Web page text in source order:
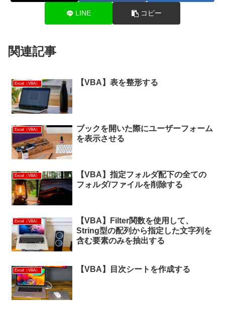
LINE コピー
関連記事
Excel（VBA） 【VBA】表を整形する
Excel（VBA）
ブックを開いた際にユーザーフォーム
を表示させる
Excel（VBA）
【VBA】指定フォルダ配下の全ての
フォルダ/ファイルを削除する
Excel（VBA）
【VBA】Filter関数を使用して、
String型の配列から指定した文字列を
含む要素のみを抽出する
Excel（VBA） 【VBA】目次シートを作成する